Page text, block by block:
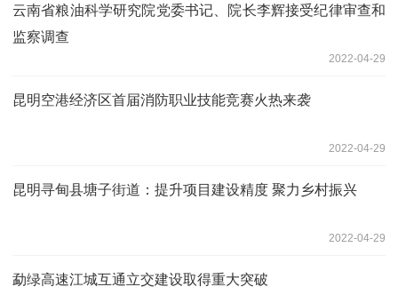
云南省粮油科学研究院党委书记、院长李辉接受纪律审查和
监察调查
2022-04-29
昆明空港经济区首届消防职业技能竞赛火热来袭
2022-04-29
昆明寻甸县塘子街道：提升项目建设精度 聚力乡村振兴
2022-04-29
勐绿高速江城互通立交建设取得重大突破